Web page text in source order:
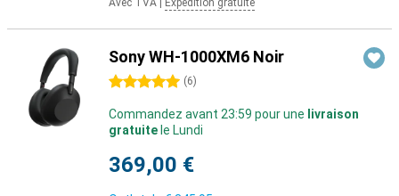
Avec TVA Expédition gratuite
Sony WH-1000XM6 Noir
5 étoiles (6)
Commandez avant 23:59 pour une livraison
gratuite le Lundi
369,00 €